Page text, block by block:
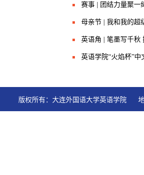
赛事 | 团结力量聚一
母亲节 | 我和我的超
英语角 | 笔墨写千秋
英语学院“火焰杯”
版权所有：大连外国语大学英语学院